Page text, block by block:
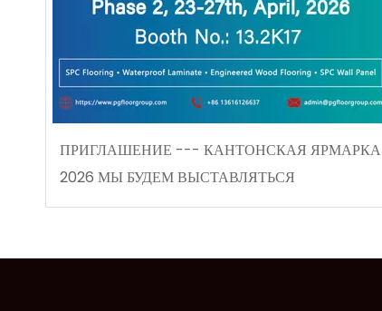
ПРИГЛАШЕНИЕ --- КАНТОНСКАЯ ЯРМАРКА
2026 МЫ БУДЕМ ВЫСТАВЛЯТЬСЯ